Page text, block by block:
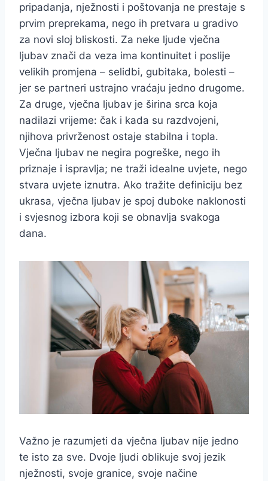
pripadanja, nježnosti i poštovanja ne prestaje s
prvim preprekama, nego ih pretvara u gradivo
za novi sloj bliskosti. Za neke ljude vječna
ljubav znači da veza ima kontinuitet i poslije
velikih promjena – selidbi, gubitaka, bolesti –
jer se partneri ustrajno vraćaju jedno drugome.
Za druge, vječna ljubav je širina srca koja
nadilazi vrijeme: čak i kada su razdvojeni,
njihova privrženost ostaje stabilna i topla.
Vječna ljubav ne negira pogreške, nego ih
priznaje i ispravlja; ne traži idealne uvjete, nego
stvara uvjete iznutra. Ako tražite definiciju bez
ukrasa, vječna ljubav je spoj duboke naklonosti
i svjesnog izbora koji se obnavlja svakoga
dana.
Važno je razumjeti da vječna ljubav nije jedno
te isto za sve. Dvoje ljudi oblikuje svoj jezik
nježnosti, svoje granice, svoje načine